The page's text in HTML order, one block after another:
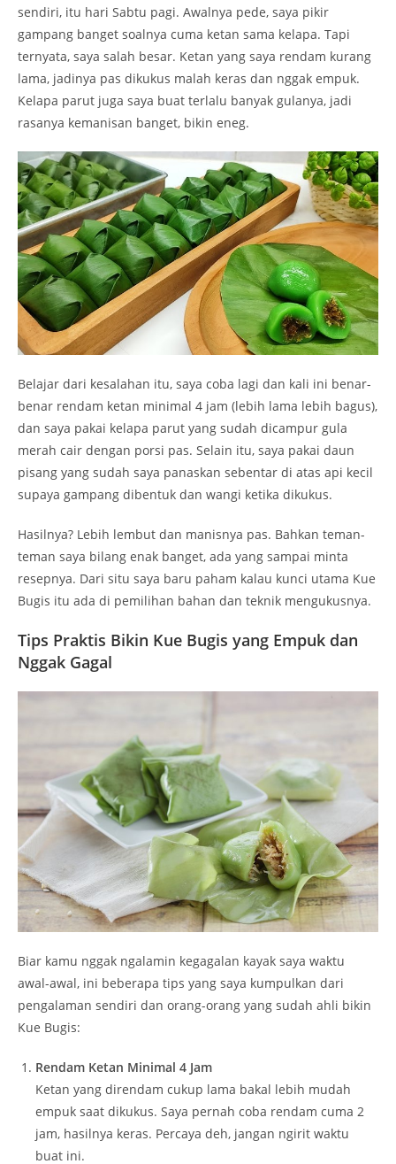
sendiri, itu hari Sabtu pagi. Awalnya pede, saya pikir
gampang banget soalnya cuma ketan sama kelapa. Tapi
ternyata, saya salah besar. Ketan yang saya rendam kurang
lama, jadinya pas dikukus malah keras dan nggak empuk.
Kelapa parut juga saya buat terlalu banyak gulanya, jadi
rasanya kemanisan banget, bikin eneg.
Belajar dari kesalahan itu, saya coba lagi dan kali ini benar-
benar rendam ketan minimal 4 jam (lebih lama lebih bagus),
dan saya pakai kelapa parut yang sudah dicampur gula
merah cair dengan porsi pas. Selain itu, saya pakai daun
pisang yang sudah saya panaskan sebentar di atas api kecil
supaya gampang dibentuk dan wangi ketika dikukus.
Hasilnya? Lebih lembut dan manisnya pas. Bahkan teman-
teman saya bilang enak banget, ada yang sampai minta
resepnya. Dari situ saya baru paham kalau kunci utama Kue
Bugis itu ada di pemilihan bahan dan teknik mengukusnya.
Tips Praktis Bikin Kue Bugis yang Empuk dan
Nggak Gagal
Biar kamu nggak ngalamin kegagalan kayak saya waktu
awal-awal, ini beberapa tips yang saya kumpulkan dari
pengalaman sendiri dan orang-orang yang sudah ahli bikin
Kue Bugis:
Rendam Ketan Minimal 4 Jam
Ketan yang direndam cukup lama bakal lebih mudah
empuk saat dikukus. Saya pernah coba rendam cuma 2
jam, hasilnya keras. Percaya deh, jangan ngirit waktu
buat ini.